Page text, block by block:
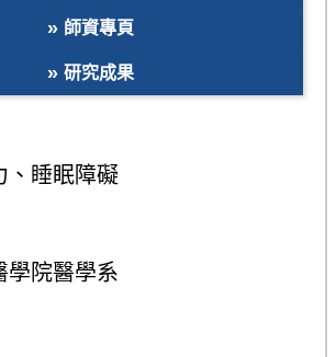
師資專頁
研究成果
、睡眠障礙
學院醫學系